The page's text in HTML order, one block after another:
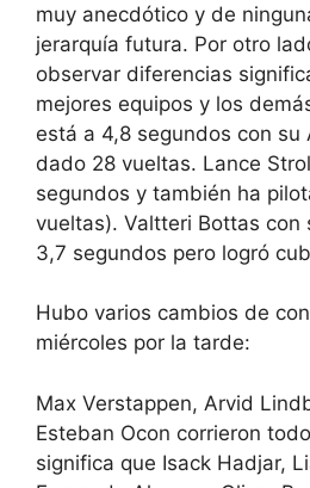
muy anecdótico y de
jerarquía futura. Por otro
observar diferencias
mejores equipos y los
está a 4,8 segundos con su
dado 28 vueltas. Lance
segundos y también ha
vueltas). Valtteri Bottas con
3,7 segundos pero logró
Hubo varios cambios de
miércoles por la tarde:
Max Verstappen, Arvid
Esteban Ocon corrieron
significa que Isack Hadjar,